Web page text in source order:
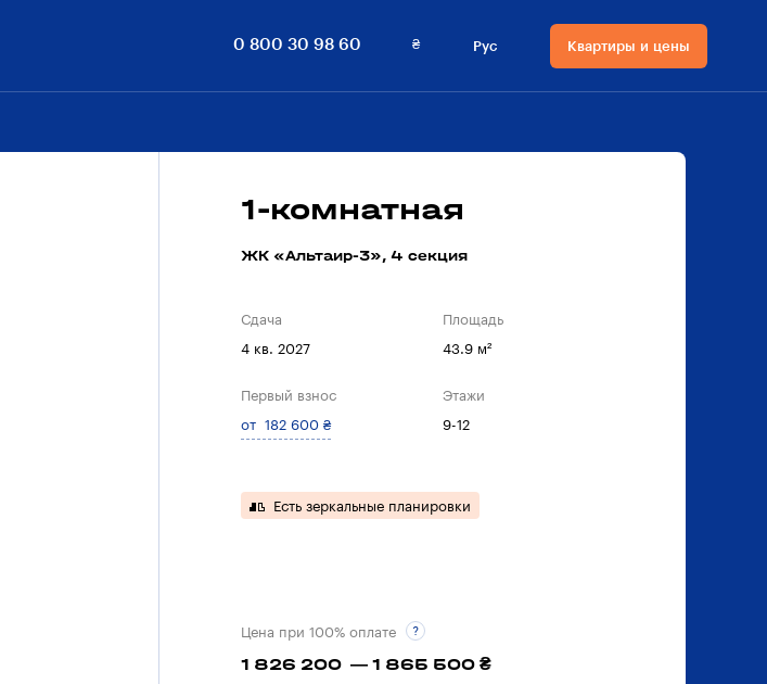
0 800 30 98 60 ₴
Валюта на сайте
Рус
Язык сайта
Квартиры и цены
1-комнатная
ЖК «Альтаир-3», 4 секция
Сдача
4 кв. 2027
Площадь
43.9 м²
Первый взнос
от 182 600 ₴
Этажи
9-12
Есть зеркальные планировки
Цена при 100% оплате
1 826 200 — 1 865 500 ₴